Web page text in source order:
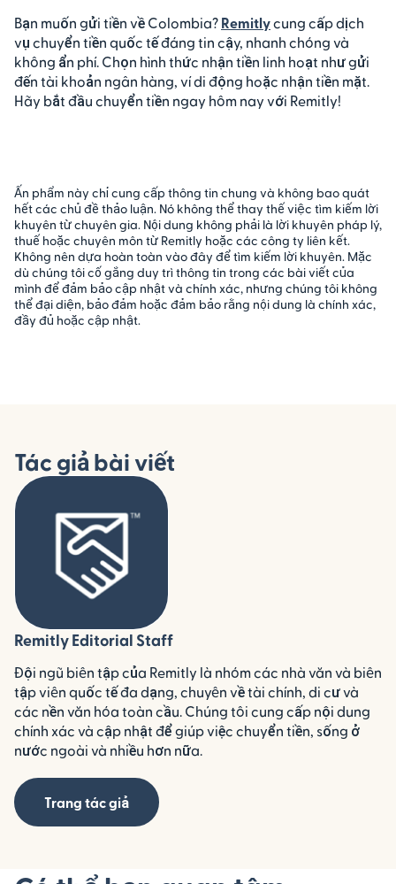
Bạn muốn gửi tiền về Colombia? Remitlycung cấp dịch
vụ chuyển tiền quốc tế đáng tin cậy, nhanh chóng và
không ẩn phí. Chọn hình thức nhận tiền linh hoạt như gửi
đến tài khoản ngân hàng, ví di động hoặc nhận tiền mặt.
Hãy bắt đầu chuyển tiền ngay hôm nay với Remitly!
Ấn phẩm này chỉ cung cấp thông tin chung và không bao quát
hết các chủ đề thảo luận. Nó không thể thay thế việc tìm kiếm lời
khuyên từ chuyên gia. Nội dung không phải là lời khuyên pháp lý,
thuế hoặc chuyên môn từ Remitly hoặc các công ty liên kết.
Không nên dựa hoàn toàn vào đây để tìm kiếm lời khuyên. Mặc
dù chúng tôi cố gắng duy trì thông tin trong các bài viết của
mình để đảm bảo cập nhật và chính xác, nhưng chúng tôi không
thể đại diện, bảo đảm hoặc đảm bảo rằng nội dung là chính xác,
đầy đủ hoặc cập nhật.
Tác giả bài viết
Remitly Editorial Staff
Đội ngũ biên tập của Remitly là nhóm các nhà văn và biên
tập viên quốc tế đa dạng, chuyên về tài chính, di cư và
các nền văn hóa toàn cầu. Chúng tôi cung cấp nội dung
chính xác và cập nhật để giúp việc chuyển tiền, sống ở
nước ngoài và nhiều hơn nữa.
Trang tác giả